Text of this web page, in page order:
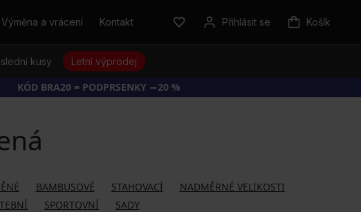
Výměna a vrácení Kontakt Přihlásit se Košík
kusy Letní výprodej
KÓD BRA20 = PODPRSENKY −20 %
BAMBUSOVÉ STAHOVACÍ
NADMĚRNÉ VELIKOSTI
SPORTOVNÍ SADY